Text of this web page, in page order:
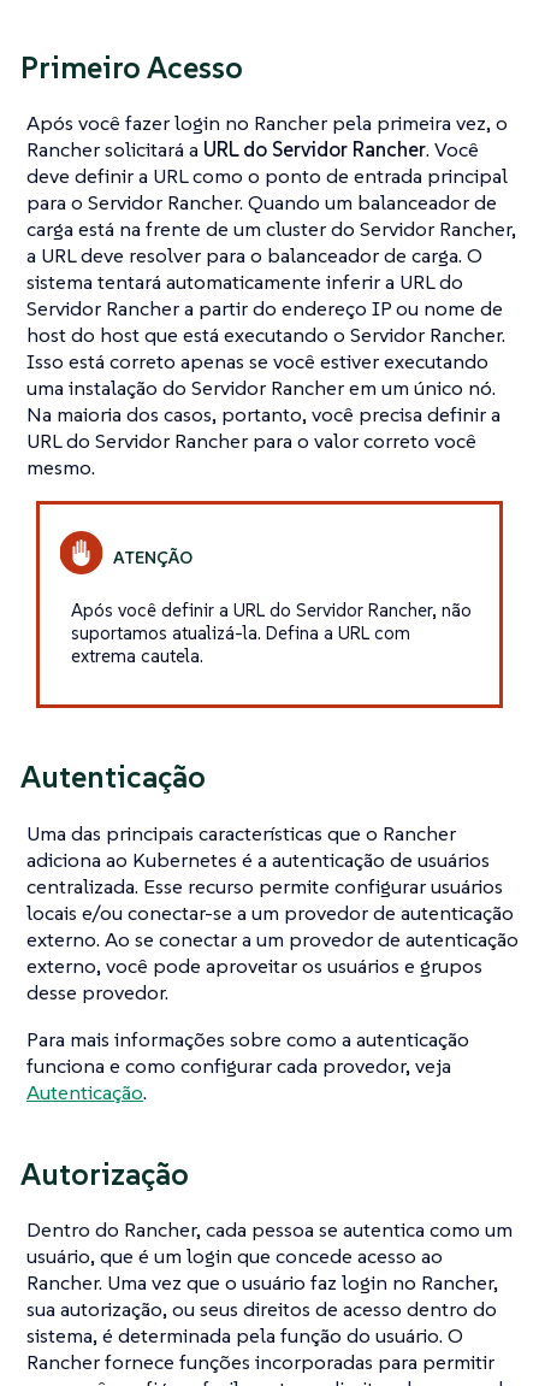
Primeiro Acesso
Após você fazer login no Rancher pela primeira vez, o
Rancher solicitará a URL do Servidor Rancher. Você
deve definir a URL como o ponto de entrada principal
para o Servidor Rancher. Quando um balanceador de
carga está na frente de um cluster do Servidor Rancher,
a URL deve resolver para o balanceador de carga. O
sistema tentará automaticamente inferir a URL do
Servidor Rancher a partir do endereço IP ou nome de
host do host que está executando o Servidor Rancher.
Isso está correto apenas se você estiver executando
uma instalação do Servidor Rancher em um único nó.
Na maioria dos casos, portanto, você precisa definir a
URL do Servidor Rancher para o valor correto você
mesmo.
Após você definir a URL do Servidor Rancher, não
suportamos atualizá-la. Defina a URL com
extrema cautela.
Autenticação
Uma das principais características que o Rancher
adiciona ao Kubernetes é a autenticação de usuários
centralizada. Esse recurso permite configurar usuários
locais e/ou conectar-se a um provedor de autenticação
externo. Ao se conectar a um provedor de autenticação
externo, você pode aproveitar os usuários e grupos
desse provedor.
Para mais informações sobre como a autenticação
funciona e como configurar cada provedor, veja
Autenticação.
Autorização
Dentro do Rancher, cada pessoa se autentica como um
usuário, que é um login que concede acesso ao
Rancher. Uma vez que o usuário faz login no Rancher,
sua autorização, ou seus direitos de acesso dentro do
sistema, é determinada pela função do usuário. O
Rancher fornece funções incorporadas para permitir